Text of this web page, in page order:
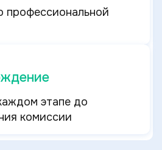
профессиональной
этапе до
комиссии